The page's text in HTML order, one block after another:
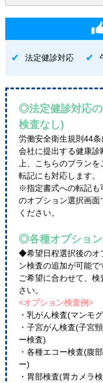
法定健診対応
◎法定健診対応
検査なし)
労働安全衛生規則44条
会社に提出する健康
上、こちらのプラン
転記にも対応します。
※指定書式への転記も
のオプション選択画
ください。
◎各種オプショ
◆希望日程選択後のオ
ン検査の追加が可能で
ご希望に合わせて、
さい。
<オプション検査例>
・乳がん検査(マンモ
・子宮がん検査(子宮
ー検査)
・各種エコー検査(腹
ー)
・胃部検査(胃カメラ